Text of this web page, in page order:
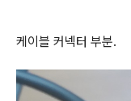
케이블 커넥터 부분.